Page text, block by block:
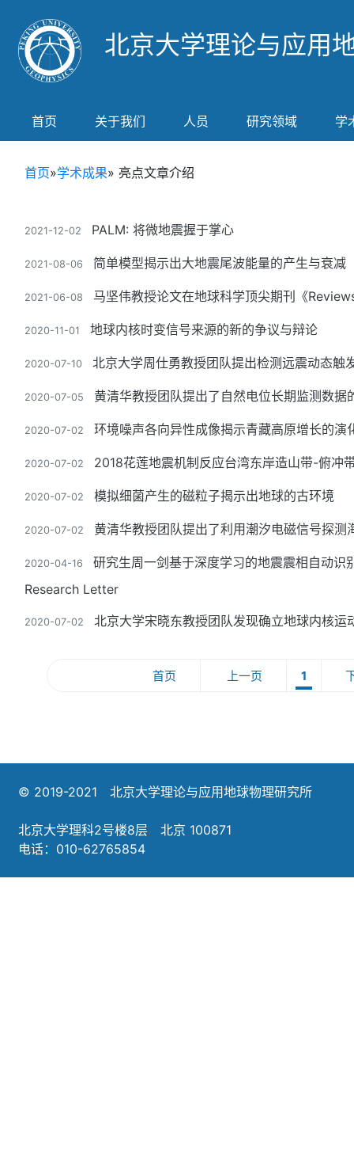
北京大学理论与应用
首页 关于我们 人员 研究领域 学
首页»学术成果» 亮点文章介绍
2021-12-02 PALM: 将微地震握于掌心
2021-08-06 简单模型揭示出大地震尾波能量的产生与衰减
2021-06-08 马坚伟教授论文在地球科学顶尖期刊《
2020-11-01 地球内核时变信号来源的新的争议与辩论
2020-07-10 北京大学周仕勇教授团队提出检测远震动态触
2020-07-05 黄清华教授团队提出了自然电位长期监测数据
2020-07-02 环境噪声各向异性成像揭示青藏高原增长的演
2020-07-02 2018花莲地震机制反应台湾东岸造山带-俯冲
2020-07-02 模拟细菌产生的磁粒子揭示出地球的古环境
2020-07-02 黄清华教授团队提出了利用潮汐电磁信号探测
2020-04-16
研究生周一剑基于深度学习的地震震相自动
Research Letter
2020-07-02 北京大学宋晓东教授团队发现确立地球内核运
首页 上一页 1
© 2019-2021 北京大学理论与应用地球物理研究所
北京大学理科2号楼8层 北京 100871
电话：010-62765854